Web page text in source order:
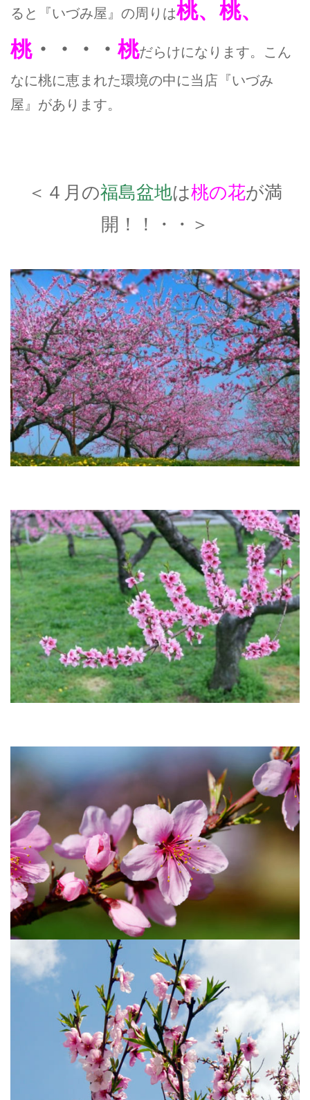
ると『いづみ屋』の周りは桃、桃、
桃・・・・ 桃だらけになります。こん
なに桃に恵まれた環境の中に当店『いづみ
屋』があります。
＜４月の福島盆地は桃の花が満
開！！・・＞